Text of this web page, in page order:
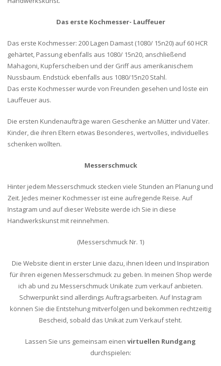
Das erste Kochmesser- Lauffeuer
Das erste Kochmesser: 200 Lagen Damast (1080/ 15n20) auf 60 HCR
gehärtet, Passung ebenfalls aus 1080/ 15n20, anschließend
Mahagoni, Kupferscheiben und der Griff aus amerikanischem
Nussbaum. Endstück ebenfalls aus 1080/15n20 Stahl.
Das erste Kochmesser wurde von Freunden gesehen und löste ein
Lauffeuer aus.
Die ersten Kundenaufträge waren Geschenke an Mütter und Väter.
Kinder, die ihren Eltern etwas Besonderes, wertvolles, individuelles
schenken wollten.
Messerschmuck
Hinter jedem Messerschmuck stecken viele Stunden an Planung und
Zeit. Jedes meiner Kochmesser ist eine aufregende Reise. Auf
Instagram und auf dieser Website werde ich Sie in diese
Handwerkskunst mit reinnehmen.
(Messerschmuck Nr. 1)
Die Website dient in erster Linie dazu, ihnen Ideen und Inspiration
für ihren eigenen Messerschmuck zu geben. In meinen Shop werde
ich ab und zu Messerschmuck Unikate zum verkauf anbieten.
Schwerpunkt sind allerdings Auftragsarbeiten. Auf Instagram
können Sie die Entstehung mitverfolgen und bekommen rechtzeitig
Bescheid, sobald das Unikat zum Verkauf steht.
Lassen Sie uns gemeinsam einen virtuellen Rundgang
durchspielen: